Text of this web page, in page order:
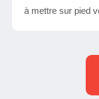
à mettre sur pied